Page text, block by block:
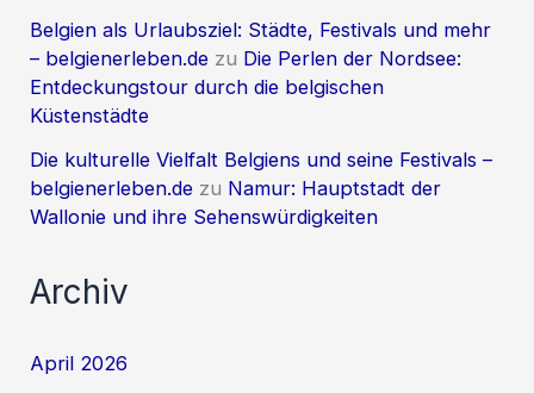
Belgien als Urlaubsziel: Städte, Festivals und mehr
– belgienerleben.de zu Die Perlen der Nordsee:
Entdeckungstour durch die belgischen
Küstenstädte
Die kulturelle Vielfalt Belgiens und seine Festivals –
belgienerleben.de zu Namur: Hauptstadt der
Wallonie und ihre Sehenswürdigkeiten
Archiv
April 2026